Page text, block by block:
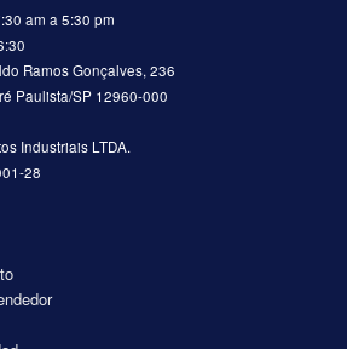
am a 5:30 pm
Ramos Gonçalves, 236
Paulista/SP 12960-000
Industriais LTDA.
28